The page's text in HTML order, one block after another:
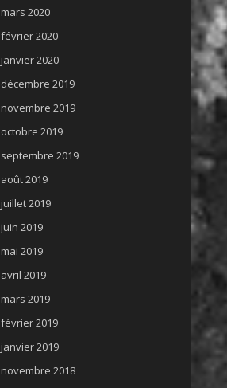
mars 2020
février 2020
janvier 2020
décembre 2019
novembre 2019
octobre 2019
septembre 2019
août 2019
juillet 2019
juin 2019
mai 2019
avril 2019
mars 2019
février 2019
janvier 2019
novembre 2018